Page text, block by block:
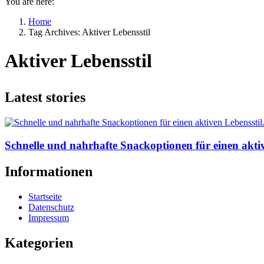
Home
Tag Archives: Aktiver Lebensstil
Aktiver Lebensstil
Latest stories
Schnelle und nahrhafte Snackoptionen für einen
Informationen
Startseite
Datenschutz
Impressum
Kategorien